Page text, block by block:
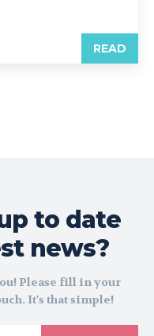
READ
to date
news?
Please fill in your
It's that simple!